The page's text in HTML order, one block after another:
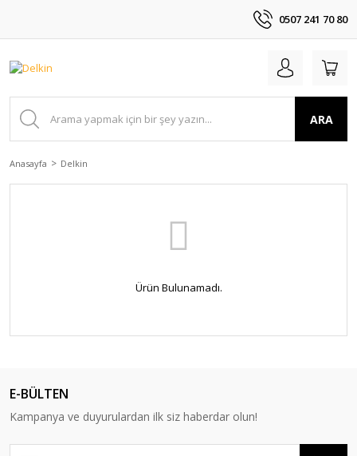
0507 241 70 80
ARA
Anasayfa Delkin
Ürün Bulunamadı.
E-BÜLTEN
Kampanya ve duyurulardan ilk siz haberdar olun!